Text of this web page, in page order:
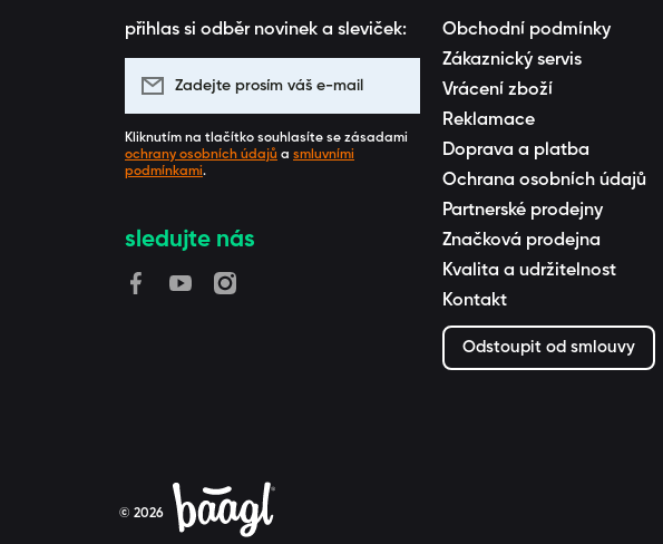
přihlas si odběr novinek a sleviček:
Zadejte prosím váš e-mail
Kliknutím na tlačítko souhlasíte se zásadami
ochrany osobních údajů a smluvními
podmínkami.
sledujte nás
facebookcom/BAAGL/
youtubecom/channel/UCUZmEfeByQpARStxwaF3_1w/
instagramcom/baaglcz/
Obchodní podmínky
Zákaznický servis
Vrácení zboží
Reklamace
Doprava a platba
Ochrana osobních údajů
Partnerské prodejny
Značková prodejna
Kvalita a udržitelnost
Kontakt
Odstoupit od smlouvy
© 2026